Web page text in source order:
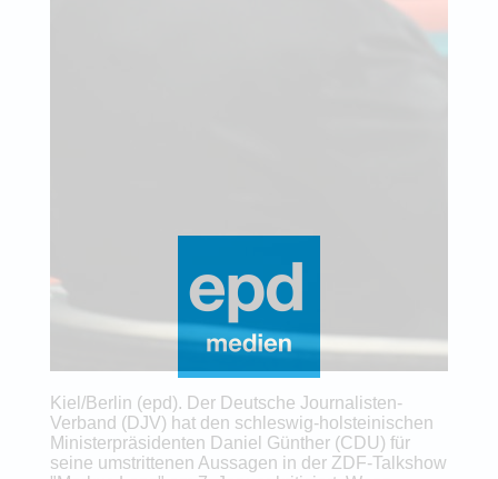
Kiel/Berlin (epd). Der Deutsche Journalisten-
Verband (DJV) hat den schleswig-holsteinischen
Ministerpräsidenten Daniel Günther (CDU) für
seine umstrittenen Aussagen in der ZDF-Talkshow